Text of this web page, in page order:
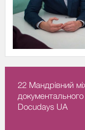
22 Мандрівний
Docudays UA